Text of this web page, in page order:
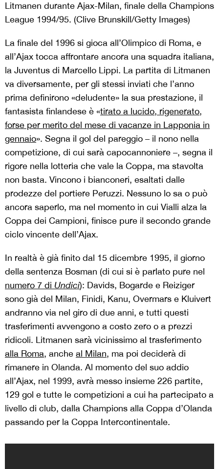
Litmanen durante Ajax-Milan, finale della Champions
League 1994/95. (Clive Brunskill/Getty Images)
La finale del 1996 si gioca all’Olimpico di Roma, e
all’Ajax tocca affrontare ancora una squadra italiana,
la Juventus di Marcello Lippi. La partita di Litmanen
va diversamente, per gli stessi inviati che l’anno
prima definirono «deludente» la sua prestazione, il
fantasista finlandese è «tirato a lucido, rigenerato,
forse per merito del mese di vacanze in Lapponia in
gennaio». Segna il gol del pareggio – il nono nella
competizione, di cui sarà capocannoniere –, segna il
rigore nella lotteria che vale la Coppa, ma stavolta
non basta. Vincono i bianconeri, esaltati dalle
prodezze del portiere Peruzzi. Nessuno lo sa o può
ancora saperlo, ma nel momento in cui Vialli alza la
Coppa dei Campioni, finisce pure il secondo grande
ciclo vincente dell’Ajax.
In realtà è già finito dal 15 dicembre 1995, il giorno
della sentenza Bosman (di cui si è parlato pure nel
numero 7 di Undici): Davids, Bogarde e Reiziger
sono già del Milan, Finidi, Kanu, Overmars e Kluivert
andranno via nel giro di due anni, e tutti questi
trasferimenti avvengono a costo zero o a prezzi
ridicoli. Litmanen sarà vicinissimo al trasferimento
alla Roma, anche al Milan, ma poi deciderà di
rimanere in Olanda. Al momento del suo addio
all’Ajax, nel 1999, avrà messo insieme 226 partite,
129 gol e tutte le competizioni a cui ha partecipato a
livello di club, dalla Champions alla Coppa d’Olanda
passando per la Coppa Intercontinentale.